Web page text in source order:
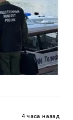
4 часа назад